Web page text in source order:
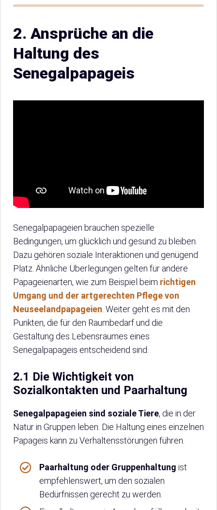
2. Ansprüche an die
Haltung des
Senegalpapageis
Senegalpapageien brauchen spezielle
Bedingungen, um glücklich und gesund zu bleiben.
Dazu gehören soziale Interaktionen und genügend
Platz. Ähnliche Überlegungen gelten für andere
Papageienarten, wie zum Beispiel beim richtigen
Umgang und der artgerechten Pflege von
Neuseelandpapageien . Weiter geht es mit den
Punkten, die für den Raumbedarf und die
Gestaltung des Lebensraumes eines
Senegalpapageis entscheidend sind.
2.1 Die Wichtigkeit von
Sozialkontakten und Paarhaltung
Senegalpapageien sind soziale Tiere, die in der
Natur in Gruppen leben. Die Haltung eines einzelnen
Papageis kann zu Verhaltensstörungen führen.
Paarhaltung oder Gruppenhaltung ist
empfehlenswert, um den sozialen
Bedürfnissen gerecht zu werden.